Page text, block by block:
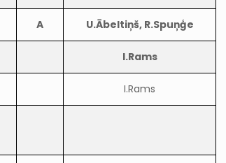
A U.Ābeltiņš, R.Spuņģe
I.Rams
I.Rams